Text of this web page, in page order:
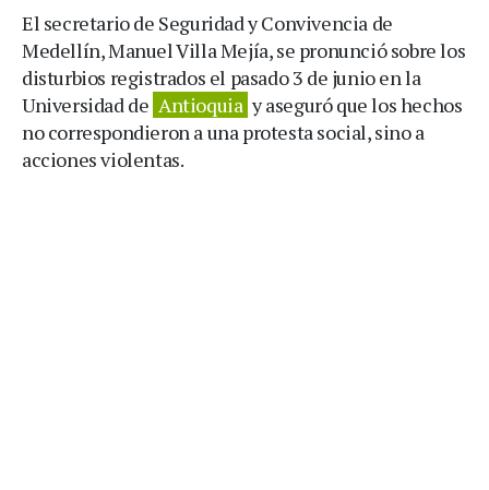
El secretario de Seguridad y Convivencia de
Medellín, Manuel Villa Mejía, se pronunció sobre los
disturbios registrados el pasado 3 de junio en la
Universidad de Antioquia y aseguró que los hechos
no correspondieron a una protesta social, sino a
acciones violentas.